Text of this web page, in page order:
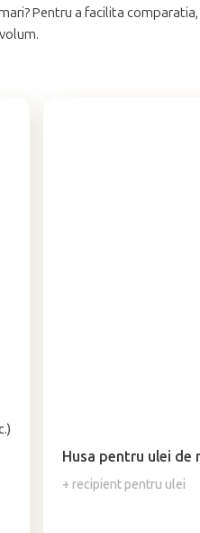
Husa pentru ulei de
+ recipient pentru ulei
a
produsului
Pentru a facilita